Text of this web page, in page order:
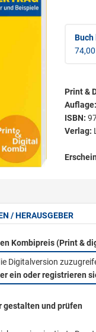
Print &
Auflage:
ISBN:
Verlag:
/ HERAUSGEBER
Kombipreis (Print &
Digitalversion
ein oder registrieren
gestalten und prüfen